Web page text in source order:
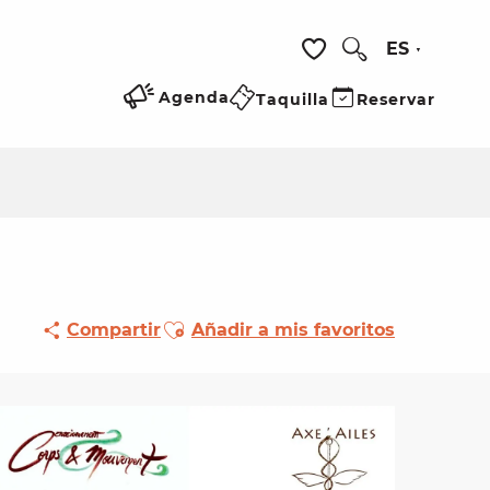
Voir les favoris
ES
Agenda Taquilla Reservar
CompartirAjouter aux favoris
Añadir a mis favoritos